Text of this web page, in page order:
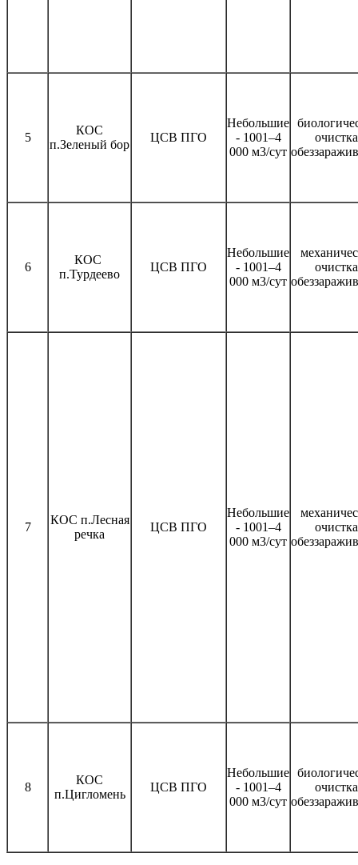
5
КОС
п.Зеленый бор
ЦСВ ПГО
Небольшие
- 1001–4
000 м3/сут
6
КОС
п.Турдеево
ЦСВ ПГО
Небольшие
- 1001–4
000 м3/сут
7
КОС п.Лесная
речка
ЦСВ ПГО
Небольшие
- 1001–4
000 м3/сут
8
КОС
п.Цигломень
ЦСВ ПГО
Небольшие
- 1001–4
000 м3/сут